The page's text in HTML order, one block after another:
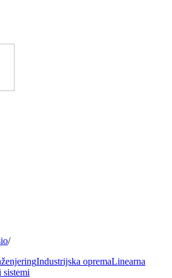
/
Industrijska opremaLinearna
sistemi